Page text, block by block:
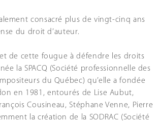
consacré plus de vingt-cinq ans
du droit d’auteur.
de cette fougue à défendre les droits
la SPACQ (Société professionnelle des
du Québec) qu’elle a fondée
en 1981, entourés de Lise Aubut,
Cousineau, Stéphane Venne, Pierre
la création de la SODRAC (Société